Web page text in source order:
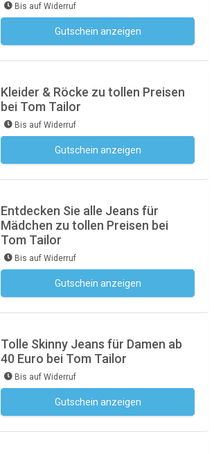
Bis auf Widerruf
Gutschein anzeigen
Kleider & Röcke zu tollen Preisen
bei Tom Tailor
Bis auf Widerruf
Gutschein anzeigen
Entdecken Sie alle Jeans für
Mädchen zu tollen Preisen bei
Tom Tailor
Bis auf Widerruf
Gutschein anzeigen
Tolle Skinny Jeans für Damen ab
40 Euro bei Tom Tailor
Bis auf Widerruf
Gutschein anzeigen